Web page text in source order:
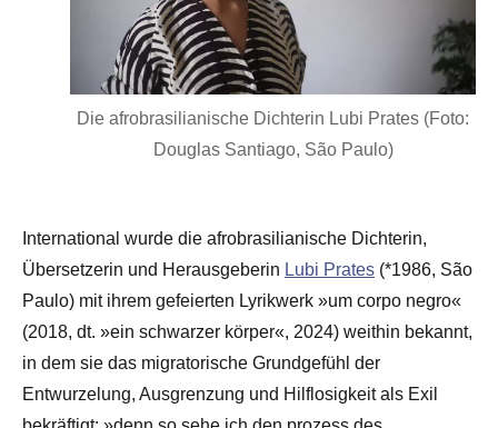
Die afrobrasilianische Dichterin Lubi Prates (Foto:
Douglas Santiago, São Paulo)
International wurde die afrobrasilianische Dichterin,
Übersetzerin und Herausgeberin Lubi Prates (*1986, São
Paulo) mit ihrem gefeierten Lyrikwerk »um corpo negro«
(2018, dt. »ein schwarzer körper«, 2024) weithin bekannt,
in dem sie das migratorische Grundgefühl der
Entwurzelung, Ausgrenzung und Hilflosigkeit als Exil